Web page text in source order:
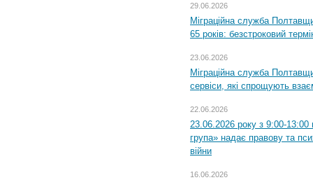
29.06.2026
Міграційна служба
65 років: безстроковий
23.06.2026
Міграційна служба
сервіси, які спрощують
22.06.2026
23.06.2026 року з 9:00-13:00
група» надає правову та
війни
16.06.2026